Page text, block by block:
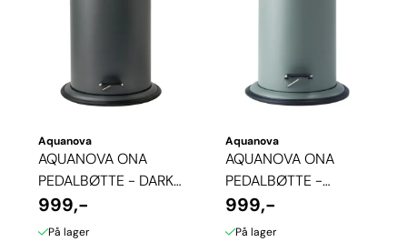
Aquanova
AQUANOVA ONA
PEDALBØTTE - DARK
GREY
999,-
På lager
Aquanova
AQUANOVA ONA
PEDALBØTTE -
FOREST
999,-
På lager